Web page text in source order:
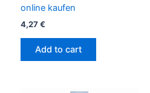
online kaufen
4,27€
Add to cart